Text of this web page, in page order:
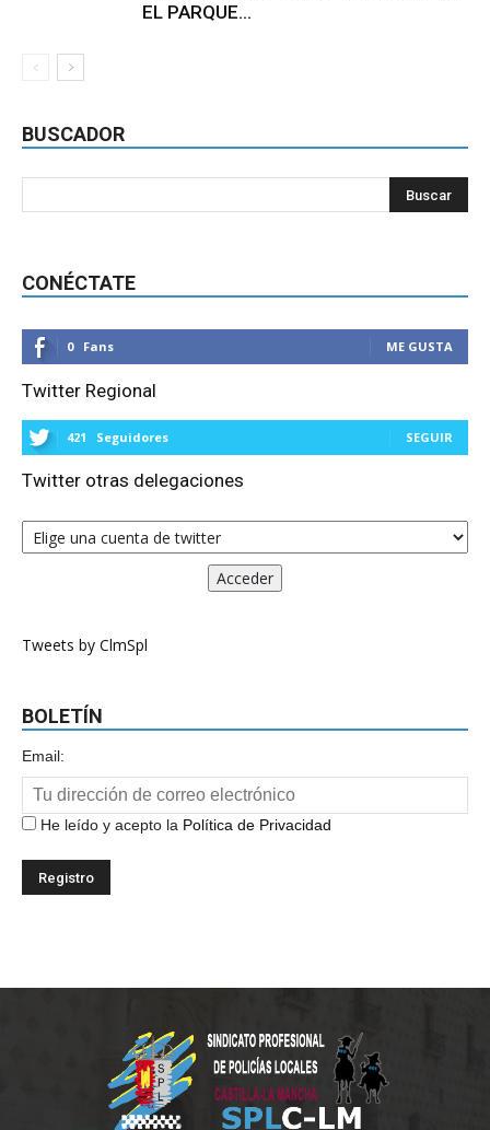
EL PARQUE...
BUSCADOR
CONÉCTATE
0 Fans ME GUSTA
Twitter Regional
421 Seguidores SEGUIR
Twitter otras delegaciones
Tweets by ClmSpl
BOLETÍN
Email:
He leído y acepto la Política de Privacidad